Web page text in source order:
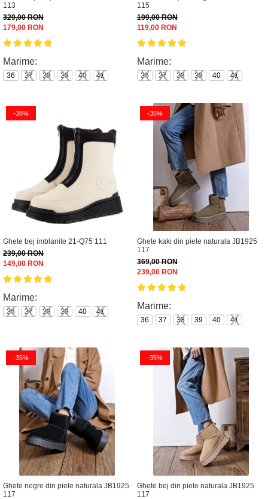
113
329,00 RON
179,00 RON
Marime:
36 37 38 39 40 41
115
199,00 RON
119,00 RON
Marime:
36 37 38 39 40 41
-38%
Ghete bej imblanite 21-Q75 111
239,00 RON
149,00 RON
Marime:
36 37 38 39 40 41
-35%
Ghete kaki din piele naturala JB1925
117
369,00 RON
239,00 RON
Marime:
36 37 38 39 40 41
-35%
Ghete negre din piele naturala JB1925
117
-35%
Ghete bej din piele naturala JB1925
117